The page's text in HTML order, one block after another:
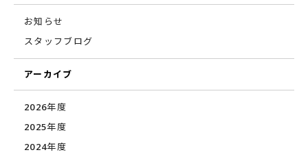
お知らせ
スタッフブログ
アーカイブ
2026年度
2025年度
2024年度